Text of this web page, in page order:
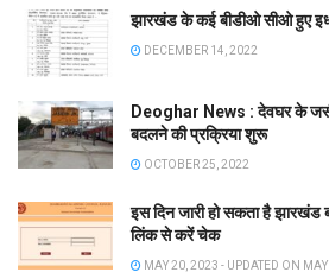
झारखंड के कई बीडीओ सीओ हुए
DECEMBER 14, 2022
Deoghar News : देवघर के
बदलने की प्रक्रिया शुरू
OCTOBER 25, 2022
इस दिन जारी हो सकता है झारखंड
लिंक से करें चेक
MAY 20, 2023 - UPDATED ON